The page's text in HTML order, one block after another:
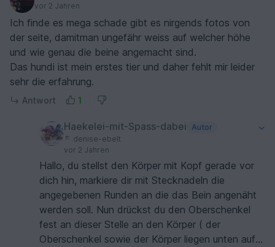
vor 2 Jahren
Ich finde es mega schade gibt es nirgends fotos von
der seite, damitman ungefähr weiss auf welcher höhe
und wie genau die beine angemacht sind.
Das hundi ist mein erstes tier und daher fehlt mir leider
sehr die erfahrung.
Antwort 1
Haekelei-mit-Spass-dabei
Autor
denise-ebelt
vor 2 Jahren
Hallo, du stellst den Körper mit Kopf gerade vor
dich hin, markiere dir mit Stecknadeln die
angegebenen Runden an die das Bein angenäht
werden soll. Nun drückst du den Oberschenkel
fest an dieser Stelle an den Körper ( der
Oberschenkel sowie der Körper liegen unten auf